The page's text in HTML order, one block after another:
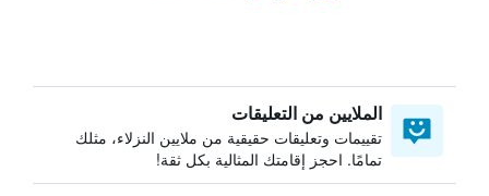
الملايين من التعليقات
تقييمات وتعليقات حقيقية من ملايين النزلاء، مثلك
تمامًا. احجز إقامتك المثالية بكل ثقة!